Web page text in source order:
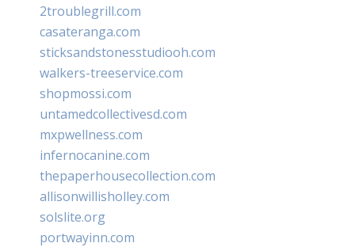
2troublegrill.com
casateranga.com
sticksandstonesstudiooh.com
walkers-treeservice.com
shopmossi.com
untamedcollectivesd.com
mxpwellness.com
infernocanine.com
thepaperhousecollection.com
allisonwillisholley.com
solslite.org
portwayinn.com